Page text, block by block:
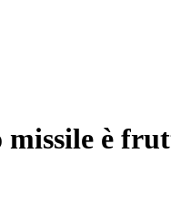
missile è